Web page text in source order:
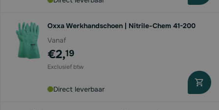
Oxxa Werkhandschoen | Nitrile-Chem 41-200
Vanaf
€2,19
Direct leverbaar